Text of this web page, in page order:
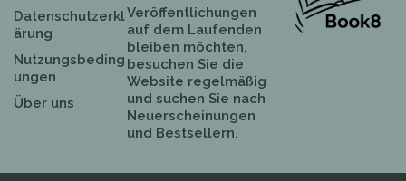
Datenschutzerkl
ärung
Nutzungsbeding
ungen
Über uns
Veröffentlichungen
auf dem Laufenden
bleiben möchten,
besuchen Sie die
Website regelmäßig
und suchen Sie nach
Neuerscheinungen
und Bestsellern.